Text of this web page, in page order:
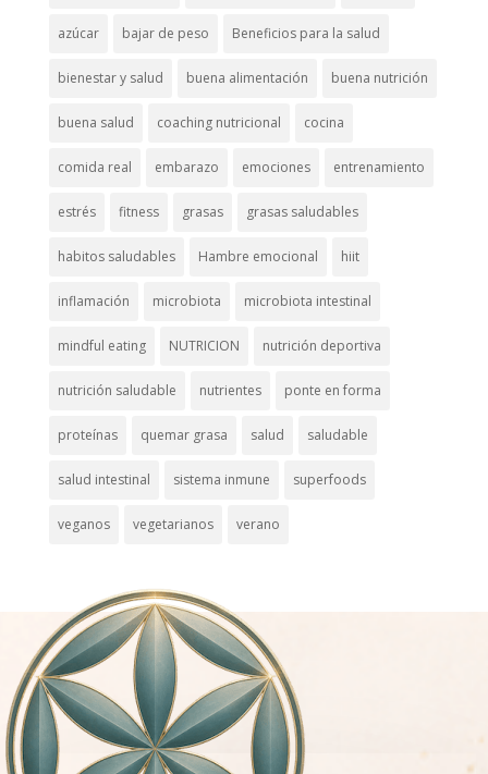
azúcar bajar de peso Beneficios para la salud
bienestar y salud buena alimentación buena nutrición
buena salud coaching nutricional cocina
comida real embarazo emociones entrenamiento
estrés fitness grasas grasas saludables
habitos saludables Hambre emocional hiit
inflamación microbiota microbiota intestinal
mindful eating NUTRICION nutrición deportiva
nutrición saludable nutrientes ponte en forma
proteínas quemar grasa salud saludable
salud intestinal sistema inmune superfoods
veganos vegetarianos verano